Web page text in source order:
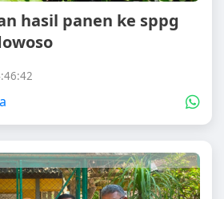
hasil panen ke sppg